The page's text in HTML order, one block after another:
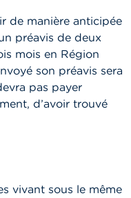
de manière anticipée
préavis de deux
mois en Région
son préavis sera
pas payer
d’avoir trouvé
vivant sous le même